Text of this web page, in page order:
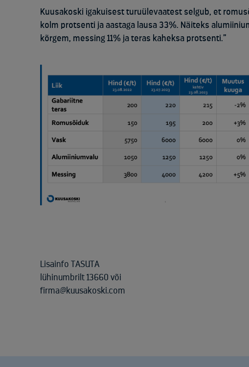
Kuusakoski igakuisest turuülevaatest selgub, et
kolm protsenti ja aastaga lausa 33%. Näiteks
kõrgem, messing 11% ja teras kaheksa protsenti.”
Lisainfo TASUTA
lühinumbrilt 13660 või
firma@kuusakoski.com